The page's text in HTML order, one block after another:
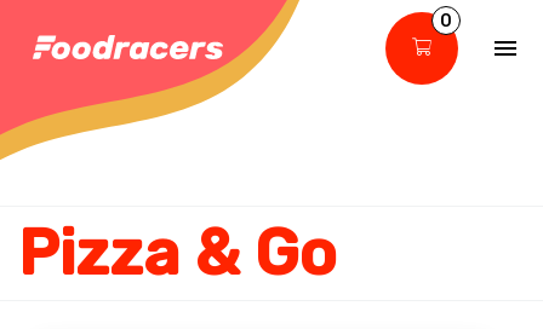
0
Pizza & Go